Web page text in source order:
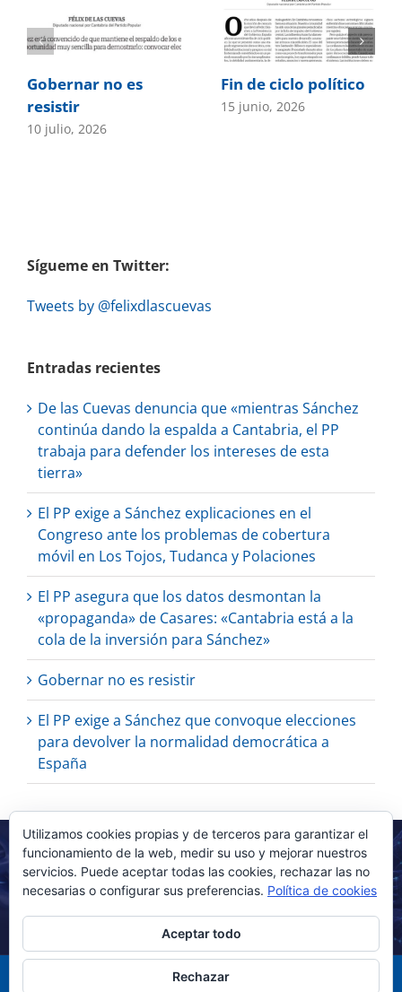
Gobernar no es
resistir
10 julio, 2026
Fin de ciclo político
15 junio, 2026
Sígueme en Twitter:
Tweets by @felixdlascuevas
Entradas recientes
De las Cuevas denuncia que «mientras Sánchez
continúa dando la espalda a Cantabria, el PP
trabaja para defender los intereses de esta
tierra»
El PP exige a Sánchez explicaciones en el
Congreso ante los problemas de cobertura
móvil en Los Tojos, Tudanca y Polaciones
El PP asegura que los datos desmontan la
«propaganda» de Casares: «Cantabria está a la
cola de la inversión para Sánchez»
Gobernar no es resistir
El PP exige a Sánchez que convoque elecciones
para devolver la normalidad democrática a
España
Utilizamos cookies propias y de terceros para garantizar el
funcionamiento de la web, medir su uso y mejorar nuestros
servicios. Puede aceptar todas las cookies, rechazar las no
necesarias o configurar sus preferencias. Política de cookies
Aceptar todo
Rechazar